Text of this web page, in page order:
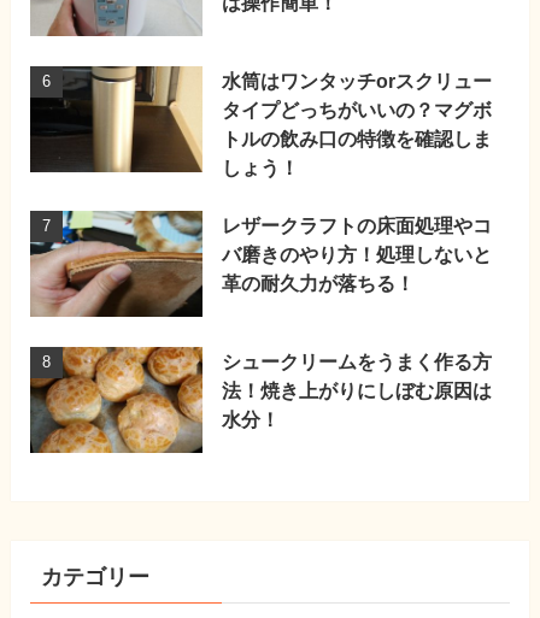
水筒はワンタッチorスクリュー
タイプどっちがいいの？マグボ
トルの飲み口の特徴を確認しま
しょう！
レザークラフトの床面処理やコ
バ磨きのやり方！処理しないと
革の耐久力が落ちる！
シュークリームをうまく作る方
法！焼き上がりにしぼむ原因は
水分！
カテゴリー